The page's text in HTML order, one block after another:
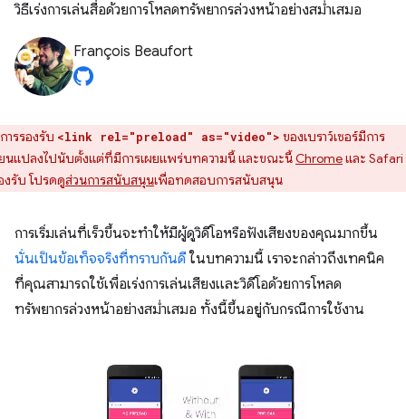
วิธีเร่งการเล่นสื่อด้วยการโหลดทรัพยากรล่วงหน้าอย่างสม่ำเสมอ
François Beaufort
การรองรับ <link rel="preload" as="video"> ของเบราว์เซอร์มีการ
นแปลงไปนับตั้งแต่ที่มีการเผยแพร่บทความนี้ และขณะนี้Chromeและ Safari
งรับ โปรดดูส่วนการสนับสนุนเพื่อทดสอบการสนับสนุน
การเริ่มเล่นที่เร็วขึ้นจะทำให้มีผู้ดูวิดีโอหรือฟังเสียงของคุณมากขึ้น
นั่นเป็นข้อเท็จจริงที่ทราบกันดีในบทความนี้ เราจะกล่าวถึงเทคนิค
ที่คุณสามารถใช้เพื่อเร่งการเล่นเสียงและวิดีโอด้วยการโหลด
ทรัพยากรล่วงหน้าอย่างสม่ำเสมอ ทั้งนี้ขึ้นอยู่กับกรณีการใช้งาน